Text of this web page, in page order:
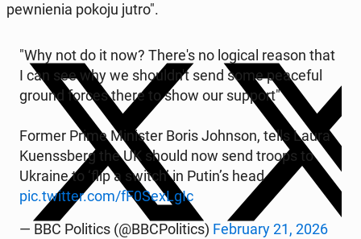
pew­nie­nia pokoju jutro".
"Why not do it now? There's no logical reason that
I can see why we sho­uld­n't send some pe­ace­ful
ground forces there to show our support"
Former Prime Mi­ni­ster Boris Johnson, tells Laura
Ku­enss­berg the UK should now send troops to
Ukraine to ‘flip a switch’ in Putin’s head
pic.twitter.com/fF0SexLgIc
— BBC Po­li­tics (@BBC­Po­li­tics) Fe­bru­ary 21, 2026